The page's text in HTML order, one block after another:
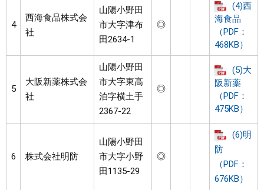
4
西海食品株式会
社
山陽小野田
市大字津布
田2634-1
◎
(4)西
海食品
（PDF：
468KB）
5
大阪新薬株式会
社
山陽小野田
市大字東高
泊字横土手
2367-22
◎
(5)大
阪新薬
（PDF：
475KB）
6 株式会社明防
山陽小野田
市大字小野
田1135-29
◎
(6)明
防
（PDF：
676KB）